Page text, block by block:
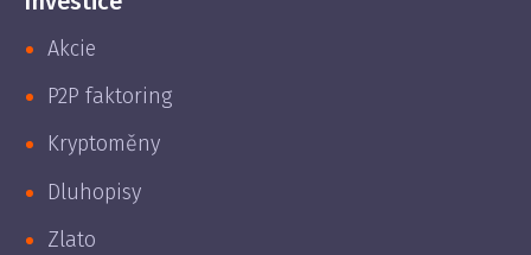
Akcie
P2P faktoring
Kryptoměny
Dluhopisy
Zlato